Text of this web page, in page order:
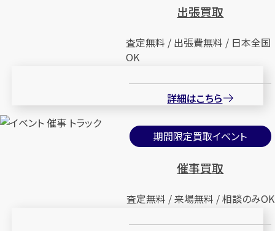
出張買取
査定無料 / 出張費無料 / 日本全国
OK
詳細はこちら
期間限定買取イベント
催事買取
査定無料 / 来場無料 / 相談のみOK